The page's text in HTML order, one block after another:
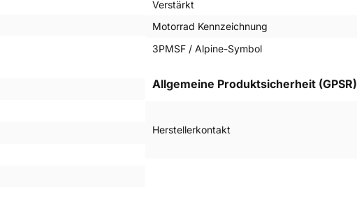
Verstärkt
Motorrad Kennzeichnung
3PMSF / Alpine-Symbol
Allgemeine Produktsicherheit (GPSR)
Herstellerkontakt